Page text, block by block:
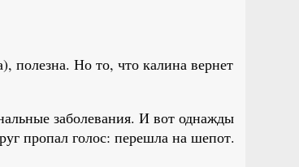
полезна. Но то, что калина вернет
заболевания. И вот однажды
пропал голос: перешла на шепот.